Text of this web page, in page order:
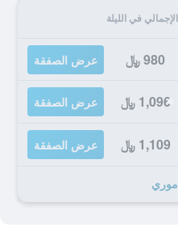
الإجمالي في الليلة
980 ﷼ عرض الصفقة
1,096 ﷼ عرض الصفقة
1,109 ﷼ عرض الصفقة